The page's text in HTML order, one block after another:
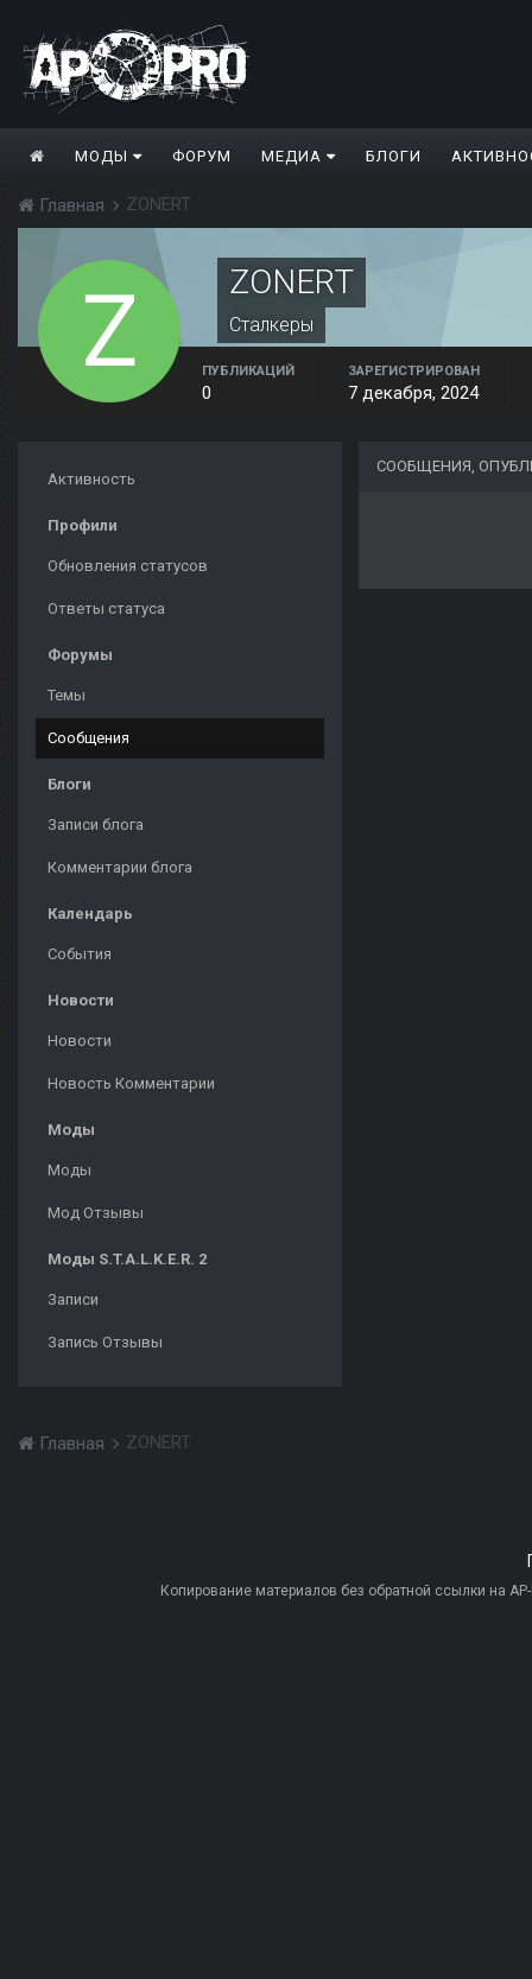
МОДЫ ФОРУМ МЕДИА БЛОГИ
Главная ZONERT
ZONERT
Сталкеры
ПУБЛИКАЦИЙ
0
ЗАРЕГИСТРИРОВАН
7 декабря, 2024
Активность
Профили
Обновления статусов
Ответы статуса
Форумы
Темы
Сообщения
Блоги
Записи блога
Комментарии блога
Календарь
События
Новости
Новости
Новость Комментарии
Моды
Моды
Мод Отзывы
Моды S.T.A.L.K.E.R. 2
Записи
Запись Отзывы
СООБЩЕНИЯ,
Главная ZONERT
Копирование материалов без обратной ссылки на